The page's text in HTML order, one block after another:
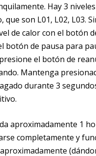
Hay 3
que son L01, L02, L03.
de calor con el botón
botón de pausa para
el botón de
Mantenga
durante 3
aproximadamente 1
completamente y